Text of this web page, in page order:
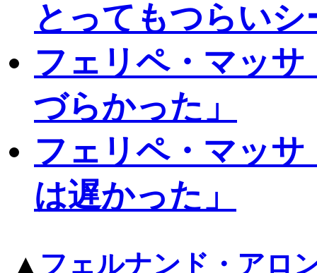
とってもつらい
フェリペ・マッ
づらかった」
フェリペ・マッ
は遅かった」
▲ フェルナンド・アロ